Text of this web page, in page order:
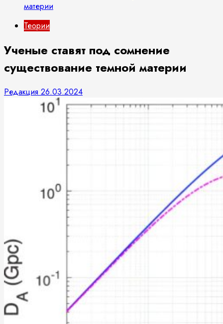
материи
Теории
Ученые ставят под сомнение
существование темной материи
Редакция 26.03.2024